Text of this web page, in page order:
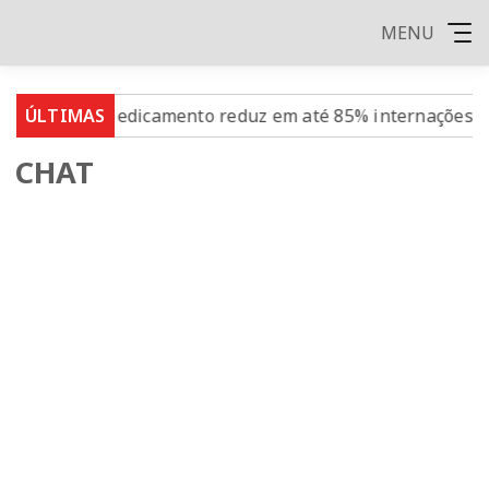
MENU
ÚLTIMAS
cai Medicamento reduz em até 85% internações
CHAT